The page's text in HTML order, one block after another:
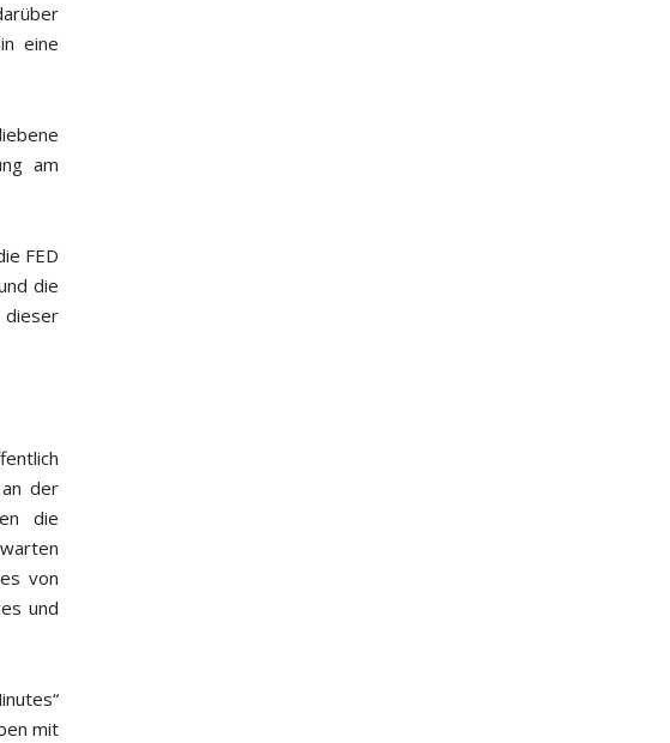
eine
am
FED
die
dieser
der
die
von
und
mit